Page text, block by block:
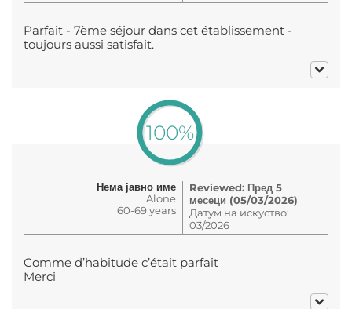
Parfait - 7ème séjour dans cet établissement -
toujours aussi satisfait.
100%
Нема јавно име
Alone
60-69 years
Reviewed: Пред 5
месеци (05/03/2026)
Датум на искуство:
03/2026
Comme d’habitude c’était parfait
Merci